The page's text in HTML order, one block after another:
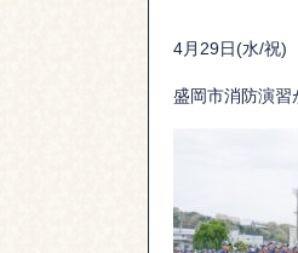
4月29日(水/祝)
盛岡市消防演習